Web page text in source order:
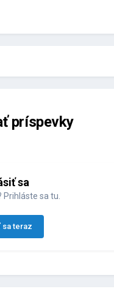
príspevky
sa
Prihláste sa tu.
sa teraz